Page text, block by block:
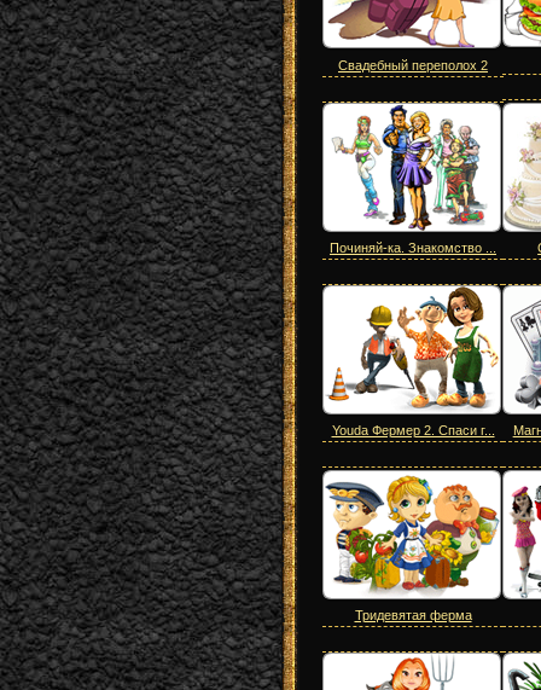
Свадебный переполох 2
Починяй-ка. Знакомство ...
Youda Фермер 2. Спаси г...
Тридевятая ферма